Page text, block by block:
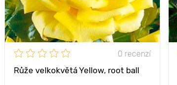
0 recenzí
Růže velkokvětá Yellow, root ball
Poloha slunce
Mrazuvzdornost mrazuvzdorný